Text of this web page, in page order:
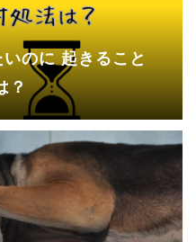
のに 起きること
？